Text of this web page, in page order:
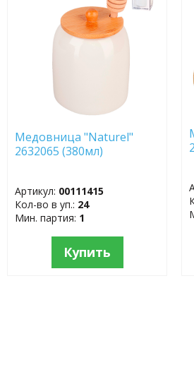
Медовница "Naturel"
2632065 (380мл)
Артикул: 00111415
Кол-во в уп.: 24
Мин. партия: 1
Купить